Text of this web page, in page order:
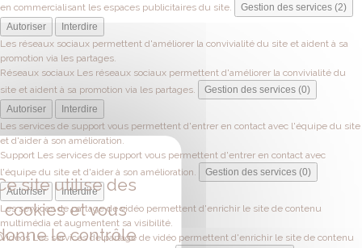
en commercialisant les espaces publicitaires du site.
Gestion des services (2)
Autoriser
Interdire
Les réseaux sociaux permettent d'améliorer la convivialité du site et aident à sa
promotion via les partages.
Réseaux sociaux Les réseaux sociaux permettent d'améliorer la convivialité du
site et aident à sa promotion via les partages.
Gestion des services (0)
Autoriser
Interdire
Les services de support vous permettent d'entrer en contact avec l'équipe du site
et d'aider à son amélioration.
Support Les services de support vous permettent d'entrer en contact avec
l'équipe du site et d'aider à son amélioration.
Gestion des services (0)
Autoriser
Interdire
Les services de partage de vidéo permettent d'enrichir le site de contenu
multimédia et augmentent sa visibilité.
Vidéos Les services de partage de vidéo permettent d'enrichir le site de contenu
site utilise des
cookies et vous
le contrôle